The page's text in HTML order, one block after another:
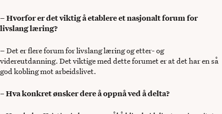
– Hvorfor er det viktig å etablere et nasjonalt forum for
livslang læring?
–Det er flere forum for livslang læring og etter- og
videreutdanning. Det viktige med dette forumet er at det har en så
god kobling mot arbeidslivet.
–Hva konkret ønsker dere å oppnå ved å delta?